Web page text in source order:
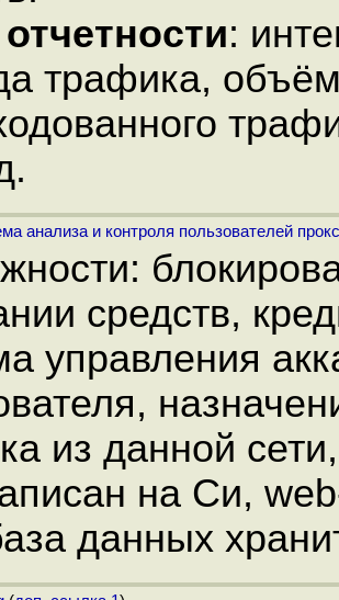
:
трафика,
анализа и контроля пользователей
средств,
управления
из данной
на Си,
данных